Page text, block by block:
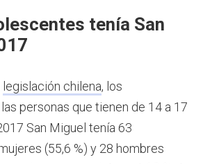
tenía San
legislación chilena, los
personas que tienen de 14 a 17
San Miguel tenía 63
(55,6 %) y 28 hombres